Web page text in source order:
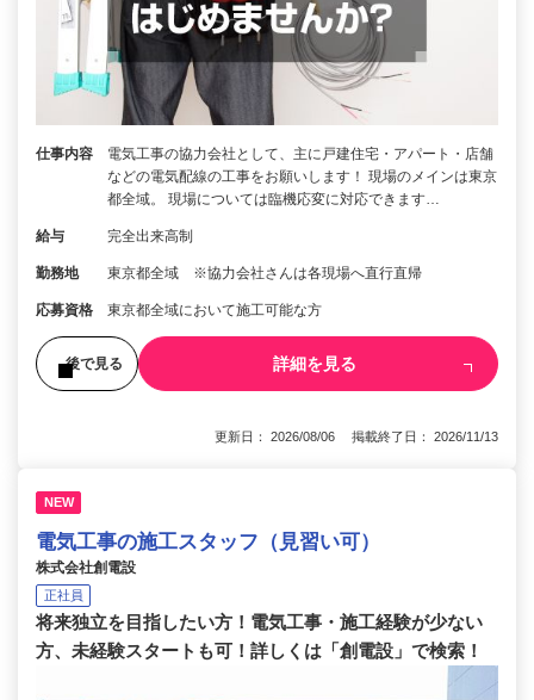
仕事内容
電気工事の協力会社として、主に戸建住宅・アパート・店舗
などの電気配線の工事をお願いします！ 現場のメインは東京
都全域。 現場については臨機応変に対応できます…
給与 完全出来高制
勤務地 東京都全域 ※協力会社さんは各現場へ直行直帰
応募資格 東京都全域において施工可能な方
後で見る 詳細を見る
更新日： 2026/08/06 掲載終了日： 2026/11/13
NEW
電気工事の施工スタッフ（見習い可）
株式会社創電設
正社員
将来独立を目指したい方！電気工事・施工経験が少ない
方、未経験スタートも可！詳しくは「創電設」で検索！